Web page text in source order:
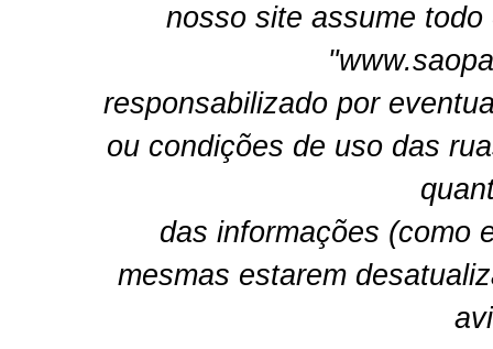
nosso site assume
responsabilizado por
ou condições de uso das
das informações (como
mesmas estarem